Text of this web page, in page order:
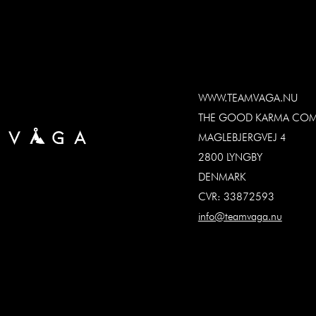
WWW.TEAMVAGA.NU
THE GOOD KARMA
MAGLEBJERGVEJ 4
2800 LYNGBY
DENMARK
CVR: 33872593
info@teamvaga.nu